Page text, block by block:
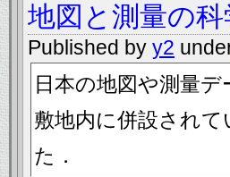
地図と測量の
Published by y2
日本の地図や測量
敷地内に併設され
た．